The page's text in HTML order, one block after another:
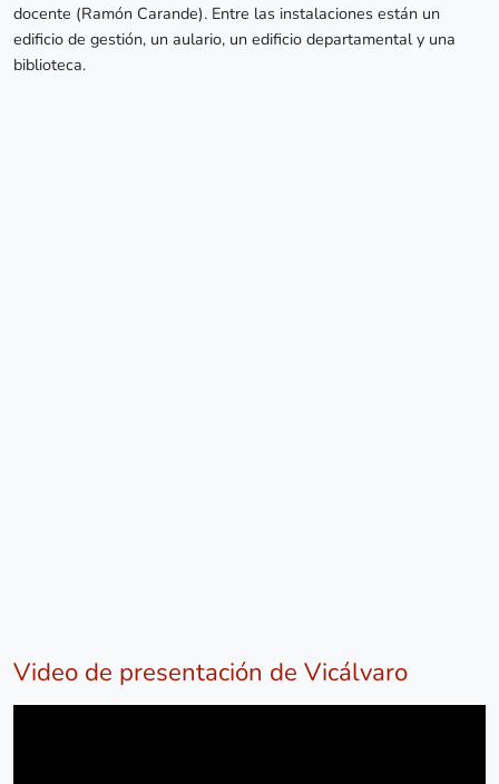
docente (Ramón Carande). Entre las instalaciones están un
edificio de gestión, un aulario, un edificio departamental y una
biblioteca.
Video de presentación de Vicálvaro